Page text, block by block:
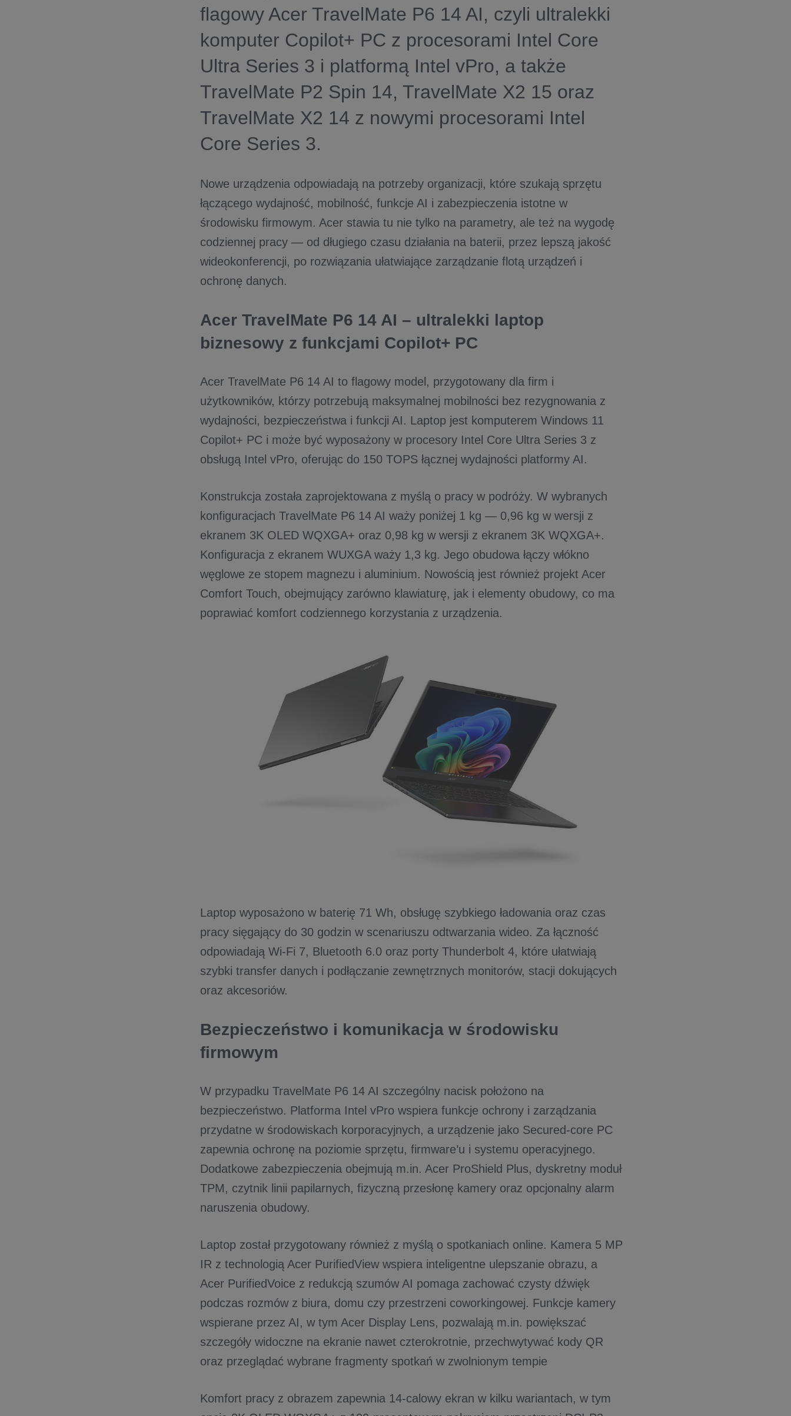
flagowy Acer TravelMate P6 14 AI, czyli ultralekki
komputer Copilot+ PC z procesorami Intel Core
Ultra Series 3 i platformą Intel vPro, a także
TravelMate P2 Spin 14, TravelMate X2 15 oraz
TravelMate X2 14 z nowymi procesorami Intel
Core Series 3.
Nowe urządzenia odpowiadają na potrzeby organizacji, które szukają sprzętu
łączącego wydajność, mobilność, funkcje AI i zabezpieczenia istotne w
środowisku firmowym. Acer stawia tu nie tylko na parametry, ale też na wygodę
codziennej pracy — od długiego czasu działania na baterii, przez lepszą jakość
wideokonferencji, po rozwiązania ułatwiające zarządzanie flotą urządzeń i
ochronę danych.
Acer TravelMate P6 14 AI – ultralekki laptop
biznesowy z funkcjami Copilot+ PC
Acer TravelMate P6 14 AI to flagowy model, przygotowany dla firm i
użytkowników, którzy potrzebują maksymalnej mobilności bez rezygnowania z
wydajności, bezpieczeństwa i funkcji AI. Laptop jest komputerem Windows 11
Copilot+ PC i może być wyposażony w procesory Intel Core Ultra Series 3 z
obsługą Intel vPro, oferując do 150 TOPS łącznej wydajności platformy AI.
Konstrukcja została zaprojektowana z myślą o pracy w podróży. W wybranych
konfiguracjach TravelMate P6 14 AI waży poniżej 1 kg — 0,96 kg w wersji z
ekranem 3K OLED WQXGA+ oraz 0,98 kg w wersji z ekranem 3K WQXGA+.
Konfiguracja z ekranem WUXGA waży 1,3 kg. Jego obudowa łączy włókno
węglowe ze stopem magnezu i aluminium. Nowością jest również projekt Acer
Comfort Touch, obejmujący zarówno klawiaturę, jak i elementy obudowy, co ma
poprawiać komfort codziennego korzystania z urządzenia.
Laptop wyposażono w baterię 71 Wh, obsługę szybkiego ładowania oraz czas
pracy sięgający do 30 godzin w scenariuszu odtwarzania wideo. Za łączność
odpowiadają Wi-Fi 7, Bluetooth 6.0 oraz porty Thunderbolt 4, które ułatwiają
szybki transfer danych i podłączanie zewnętrznych monitorów, stacji dokujących
oraz akcesoriów.
Bezpieczeństwo i komunikacja w środowisku
firmowym
W przypadku TravelMate P6 14 AI szczególny nacisk położono na
bezpieczeństwo. Platforma Intel vPro wspiera funkcje ochrony i zarządzania
przydatne w środowiskach korporacyjnych, a urządzenie jako Secured-core PC
zapewnia ochronę na poziomie sprzętu, firmware’u i systemu operacyjnego.
Dodatkowe zabezpieczenia obejmują m.in. Acer ProShield Plus, dyskretny moduł
TPM, czytnik linii papilarnych, fizyczną przesłonę kamery oraz opcjonalny alarm
naruszenia obudowy.
Laptop został przygotowany również z myślą o spotkaniach online. Kamera 5 MP
IR z technologią Acer PurifiedView wspiera inteligentne ulepszanie obrazu, a
Acer PurifiedVoice z redukcją szumów AI pomaga zachować czysty dźwięk
podczas rozmów z biura, domu czy przestrzeni coworkingowej. Funkcje kamery
wspierane przez AI, w tym Acer Display Lens, pozwalają m.in. powiększać
szczegóły widoczne na ekranie nawet czterokrotnie, przechwytywać kody QR
oraz przeglądać wybrane fragmenty spotkań w zwolnionym tempie
Komfort pracy z obrazem zapewnia 14-calowy ekran w kilku wariantach, w tym